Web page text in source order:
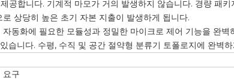
공합니다. 기계적 마모가 거의 발생하지 않습니다. 경량 패
상당히 높은 초기 자본 지출이 발생하게 됩니다.
동화에 필요한 모듈성과 정밀한 마이크로 제어 기능을 완
습니다. 수평, 수직 및 공간 절약형 분류기 토폴로지에 완벽
요구